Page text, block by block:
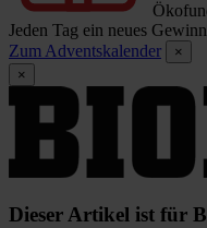
Jeden Tag ein neues
Zum Adventskalender
×
×
Dieser Artikel ist für